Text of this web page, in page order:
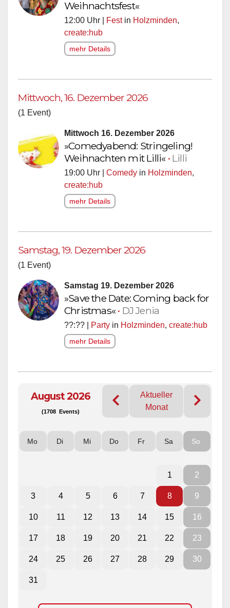
Weihnachtsfest«
12:00 Uhr | Festin Holzminden,
create:hub
mehr Details
Mittwoch, 16. Dezember 2026
(1 Event)
Mittwoch 16. Dezember 2026
»Comedyabend: Stringeling!
Weihnachten mit Lilli« • Lilli
19:00 Uhr | Comedy in Holzminden,
create:hub
mehr Details
Samstag, 19. Dezember 2026
(1 Event)
Samstag 19. Dezember 2026
»Save the Date: Coming back for
Christmas«• DJ Jenia
??:?? | Party in Holzminden, create:hub
mehr Details
August 2026
(1708 Events)
Aktueller
Monat
Mo Di Mi Do Fr Sa So
1 2
3 4 5 6 7 8 9
10 11 12 13 14 15 16
17 18 19 20 21 22 23
24 25 26 27 28 29 30
31